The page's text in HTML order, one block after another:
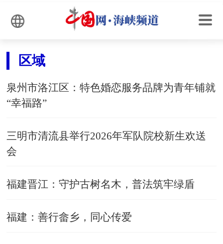
区域
泉州市洛江区：特色婚恋服务品牌为青年铺就
“幸福路”
三明市清流县举行2026年军队院校新生欢送
会
福建晋江：守护古树名木，普法筑牢绿盾
福建：善行畲乡，同心传爱